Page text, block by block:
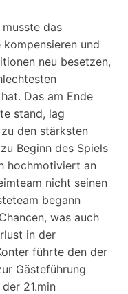
das
und
neu besetzen,
Das am Ende
stand, lag
den stärksten
Beginn des Spiels
hochmotiviert an
nicht seinen
begann
was auch
in der
führte den der
Gästeführung
21.min